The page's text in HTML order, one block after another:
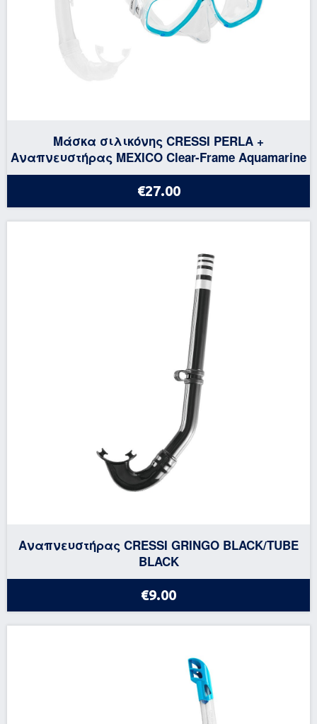
Μάσκα σιλικόνης CRESSI PERLA +
Αναπνευστήρας MEXICO Clear-Frame Aquamarine
€27.00
Αναπνευστήρας CRESSI GRINGO BLACK/TUBE
BLACK
€9.00